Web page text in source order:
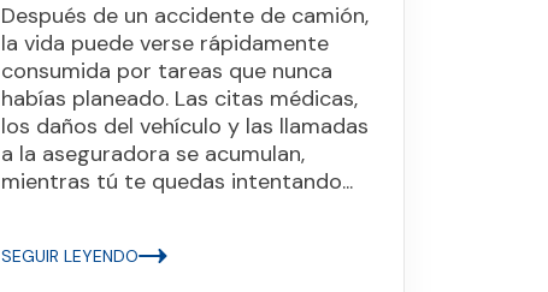
Después de un accidente de camión,
la vida puede verse rápidamente
consumida por tareas que nunca
habías planeado. Las citas médicas,
los daños del vehículo y las llamadas
a la aseguradora se acumulan,
mientras tú te quedas intentando...
SEGUIR LEYENDO